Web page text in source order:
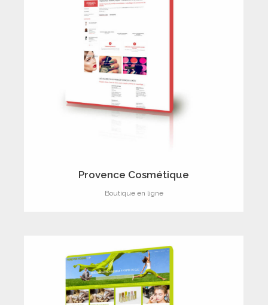
Provence Cosmétique
Boutique en ligne